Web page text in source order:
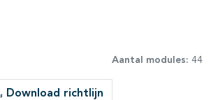
Aantal modules: 44
Download richtlijn